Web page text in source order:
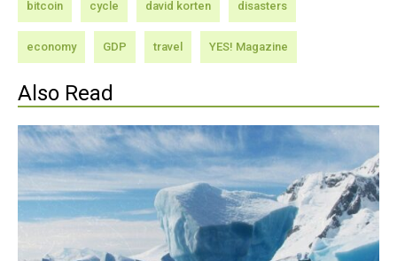
bitcoin cycle david korten disasters
economy GDP travel YES! Magazine
Also Read